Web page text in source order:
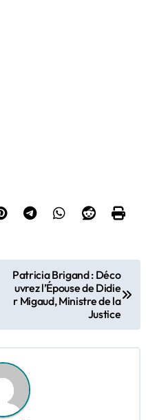
Patricia Brigand : Déco
uvrez l’Épouse de Didie
r Migaud, Ministre de la
Justice